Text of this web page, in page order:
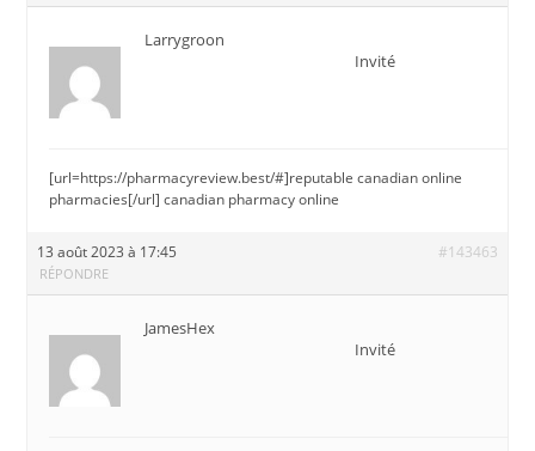
Larrygroon
Invité
[url=https://pharmacyreview.best/#]reputable canadian online
pharmacies[/url] canadian pharmacy online
13 août 2023 à 17:45 #143463
RÉPONDRE
JamesHex
Invité